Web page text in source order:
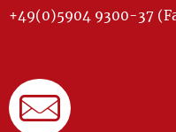
+49(0)5904 9300-37